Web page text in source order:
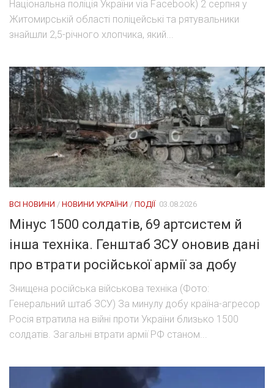
Національна поліція України via Facebook) 2 серпня у
Житомирській області поліцейські та рятувальники
знайшли 2,5-річного хлопчика, який...
ВСІ НОВИНИ / НОВИНИ УКРАЇНИ / ПОДІЇ 03.08.2026
Мінус 1500 солдатів, 69 артсистем й
інша техніка. Генштаб ЗСУ оновив дані
про втрати російської армії за добу
Знищена російська військова техніка (Фото:
Генеральний штаб ЗСУ) За минулу добу країна-агресор
Росія втратила на війні проти України близько 1500
солдатів. Загальні втрати армії РФ станом...